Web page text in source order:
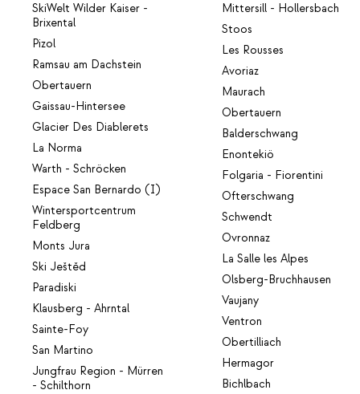
SkiWelt Wilder Kaiser -
Brixental
Pizol
Ramsau am Dachstein
Obertauern
Gaissau-Hintersee
Glacier Des Diablerets
La Norma
Warth - Schröcken
Espace San Bernardo (I)
Wintersportcentrum
Feldberg
Monts Jura
Ski Ještěd
Paradiski
Klausberg - Ahrntal
Sainte-Foy
San Martino
Jungfrau Region - Mürren
- Schilthorn
Mittersill - Hollersbach
Stoos
Les Rousses
Avoriaz
Maurach
Obertauern
Balderschwang
Enontekiö
Folgaria - Fiorentini
Ofterschwang
Schwendt
Ovronnaz
La Salle les Alpes
Olsberg-Bruchhausen
Vaujany
Ventron
Obertilliach
Hermagor
Bichlbach